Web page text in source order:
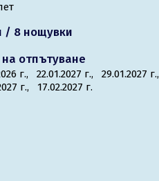
/ 8 нощувки
отпътуване
г., 22.01.2027 г., 29.01.2027 г.,
г., 17.02.2027 г.